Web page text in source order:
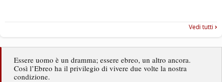
Vedi tutti
Essere uomo è un dramma; essere ebreo, un altro ancora.
Così l’Ebreo ha il privilegio di vivere due volte la nostra
condizione.